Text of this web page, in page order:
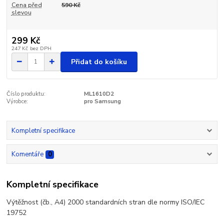
Cena před
slevou
590 Kč
299 Kč
247 Kč bez DPH
Přidat do košíku
Číslo produktu:
ML1610D2
Výrobce:
pro Samsung
Kompletní specifikace
Komentáře 0
Kompletní specifikace
Výtěžnost (čb., A4) 2000 standardních stran dle normy ISO/IEC
19752